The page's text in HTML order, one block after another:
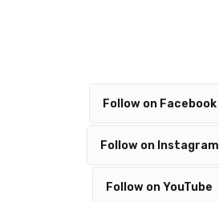
Follow on Facebook
Follow on Instagram
Follow on YouTube